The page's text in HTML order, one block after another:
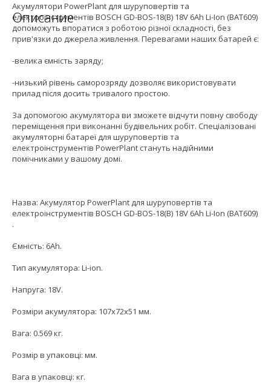
Описание
Акумулятори PowerPlant для шуруповертів та
електроінструментів BOSCH GD-BOS-18(B) 18V 6Ah Li-Ion (BAT609)
допоможуть впоратися з роботою різної складності, без
прив'язки до джерела живлення. Перевагами наших батарей є:
-велика ємність заряду;
-низький рівень саморозряду дозволяє використовувати
прилад після досить тривалого простою.
За допомогою акумулятора ви зможете відчути повну свободу
переміщення при виконанні будівельних робіт. Спеціалізовані
акумуляторні батареї для шуруповертів та
електроінструментів PowerPlant стануть надійними
помічниками у вашому домі.
Назва: Акумулятор PowerPlant для шуруповертів та
електроінструментів BOSCH GD-BOS-18(B) 18V 6Ah Li-Ion (BAT609)
.
Ємність: 6Ah.
Тип акумулятора: Li-ion.
Напруга: 18V.
Розміри акумулятора: 107x72x51 мм.
Вага: 0.569 кг.
Розмір в упаковці: мм.
Вага в упаковці: кг.